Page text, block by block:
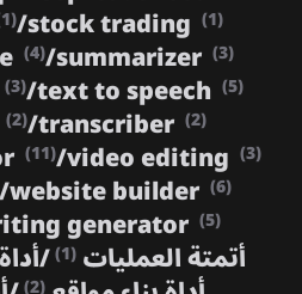
stock trading (1)
/
summarizer (3)
/
(4)
text to speech (5)
/
(3)
transcriber (2)
/
(2)
video editing (3)
/
(11)
website builder (6)
generator (5)
أتمتة العمليات(1)
/